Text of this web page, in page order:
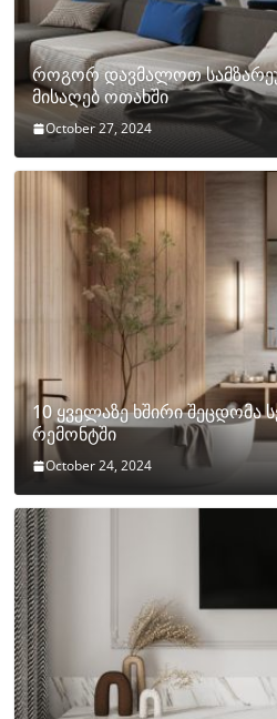
როგორ დავმალოთ
მისაღებ ოთახში
October 27, 2024
10 ყველაზე ხშირი შეცდომა
რემონტში
October 24, 2024